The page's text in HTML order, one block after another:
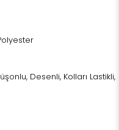
Desenli, Kolları Lastikli,